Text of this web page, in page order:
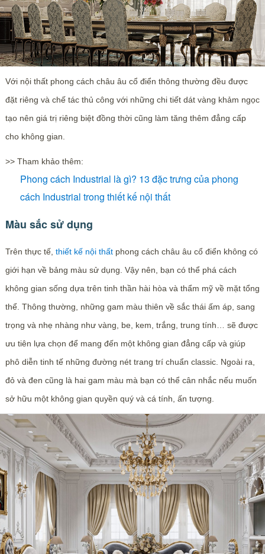
Với nội thất phong cách châu âu cổ điển thông thường đều được
đặt riêng và chế tác thủ công với những chi tiết dát vàng khảm ngọc
tạo nên giá trị riêng biệt đồng thời cũng làm tăng thêm đẳng cấp
cho không gian.
>> Tham khảo thêm:
Phong cách Industrial là gì? 13 đặc trưng của phong
cách Industrial trong thiết kế nội thất
Màu sắc sử dụng
Trên thực tế, thiết kế nội thấtphong cách châu âu cổ điển không có
giới hạn về bảng màu sử dụng. Vậy nên, bạn có thể phá cách
không gian sống dựa trên tinh thần hài hòa và thẩm mỹ về mặt tổng
thể. Thông thường, những gam màu thiên về sắc thái ấm áp, sang
trọng và nhẹ nhàng như vàng, be, kem, trắng, trung tính… sẽ được
ưu tiên lựa chọn để mang đến một không gian đẳng cấp và giúp
phô diễn tinh tế những đường nét trang trí chuẩn classic. Ngoài ra,
đỏ và đen cũng là hai gam màu mà bạn có thể cân nhắc nếu muốn
sở hữu một không gian quyền quý và cá tính, ấn tượng.